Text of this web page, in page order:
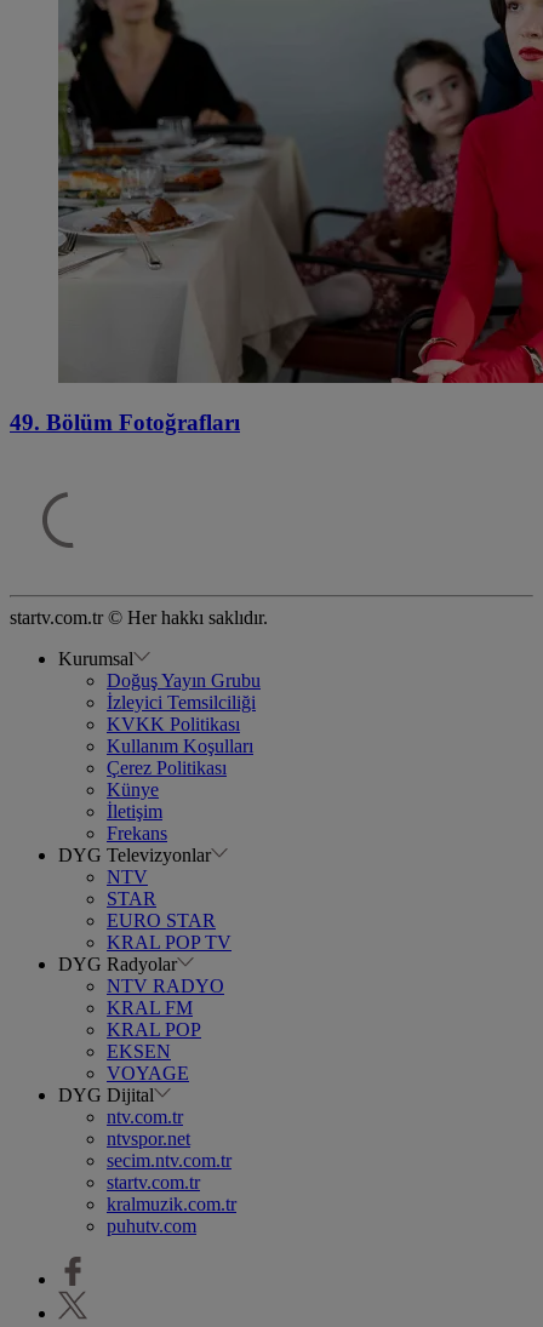
49. Bölüm Fotoğrafları
startv.com.tr © Her hakkı saklıdır.
Kurumsal
Doğuş Yayın Grubu
İzleyici Temsilciliği
KVKK Politikası
Kullanım Koşulları
Çerez Politikası
Künye
İletişim
Frekans
DYG Televizyonlar
NTV
STAR
EURO STAR
KRAL POP TV
DYG Radyolar
NTV RADYO
KRAL FM
KRAL POP
EKSEN
VOYAGE
DYG Dijital
ntv.com.tr
ntvspor.net
secim.ntv.com.tr
startv.com.tr
kralmuzik.com.tr
puhutv.com